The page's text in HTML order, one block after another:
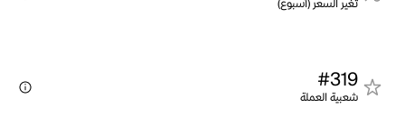
تغير السعر (أسبوع)
#319
شعبية العملة